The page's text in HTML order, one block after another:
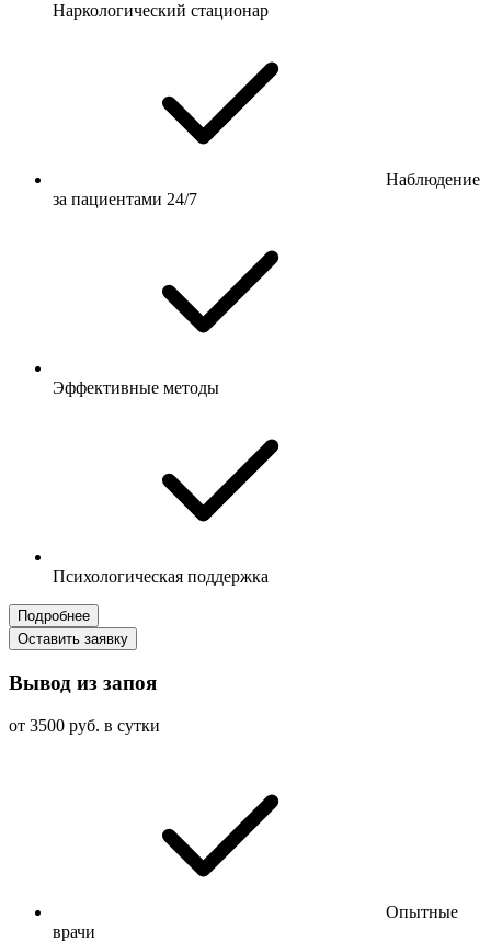
Наркологический стационар
Наблюдение
за пациентами 24/7
Эффективные методы
Психологическая поддержка
Подробнее
Оставить заявку
Вывод из запоя
от 3500 руб. в сутки
Опытные
врачи